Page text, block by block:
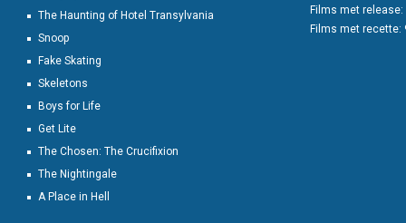
The Haunting of Hotel Transylvania
Snoop
Fake Skating
Skeletons
Boys for Life
Get Lite
The Chosen: The Crucifixion
The Nightingale
A Place in Hell
Films met release:
Films met recette: